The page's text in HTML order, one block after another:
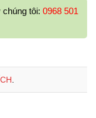
chúng tôi: 0968 501